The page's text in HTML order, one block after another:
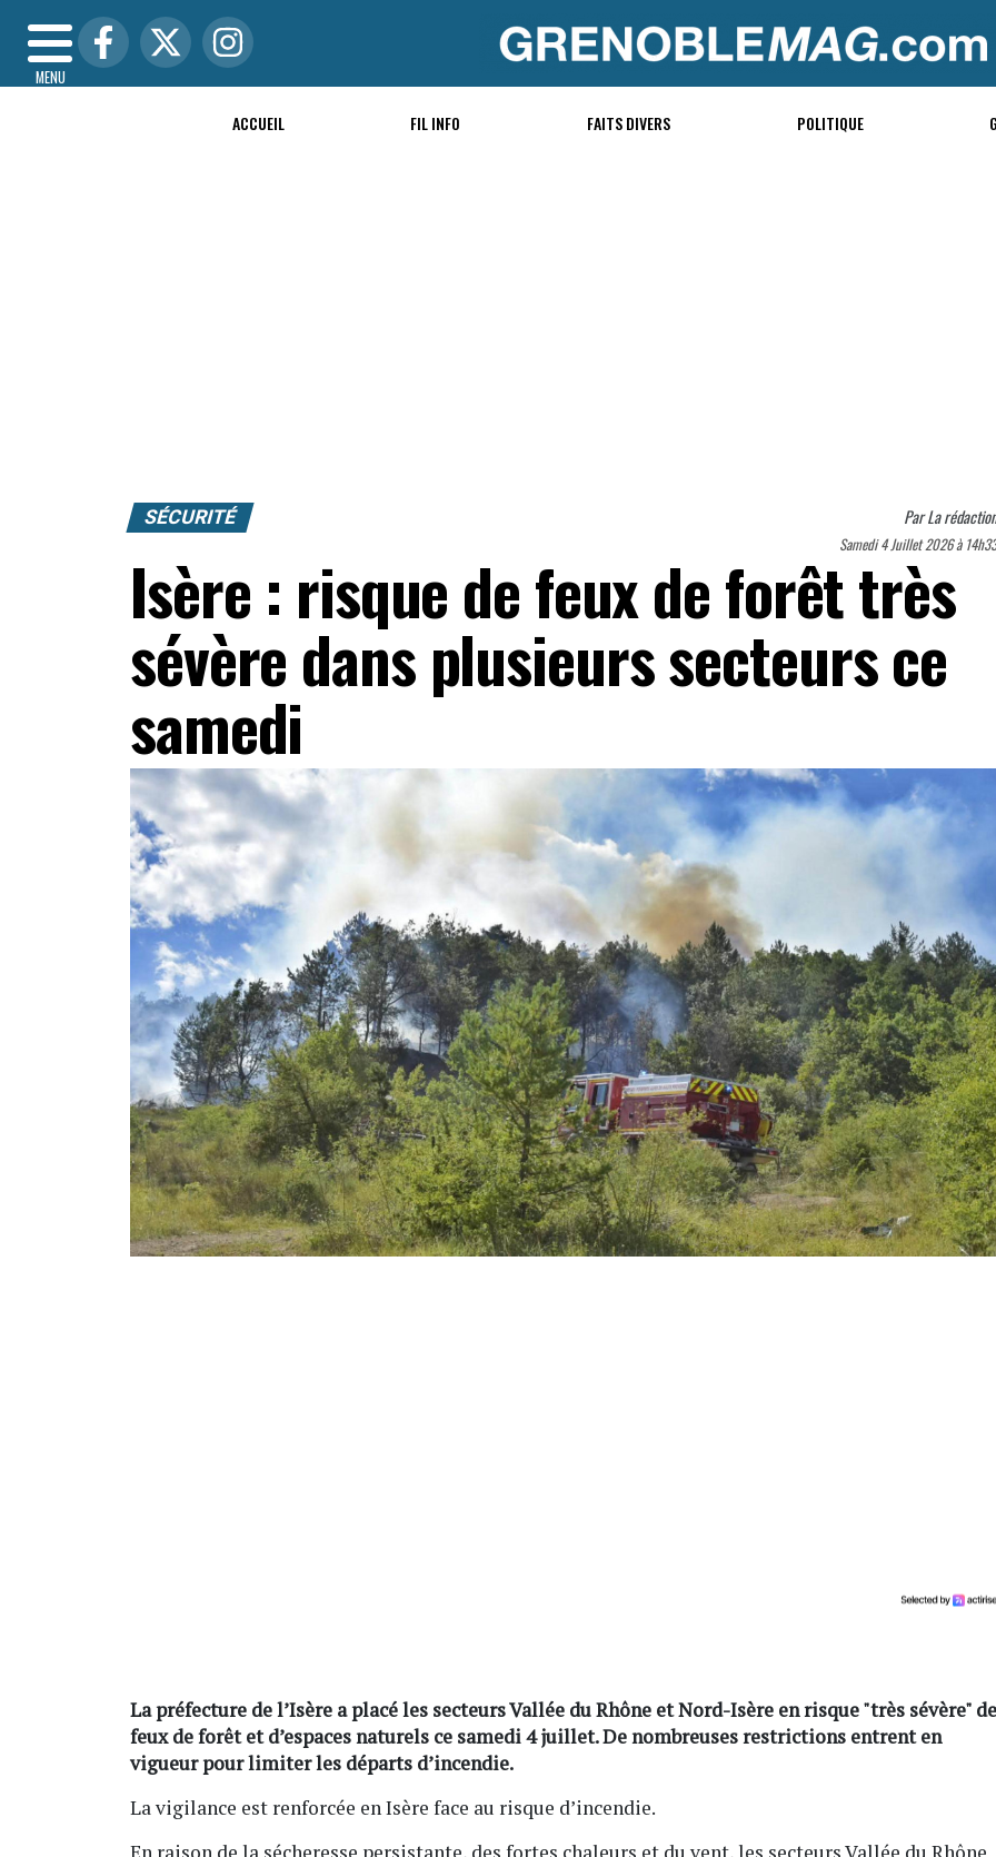
MENU
ACCUEIL FIL INFO FAITS DIVERS POLITIQUE
SÉCURITÉ ParLa rédaction
Samedi 4 Juillet 2026 à 14h33
Isère : risque de feux de forêt très
sévère dans plusieurs secteurs ce
samedi
La préfecture de l’Isère a placé les secteurs Vallée du Rhône et Nord-Isère en risque "très sévère" de
feux de forêt et d’espaces naturels ce samedi 4 juillet. De nombreuses restrictions entrent en
vigueur pour limiter les départs d’incendie.
La vigilance est renforcée en Isère face au risque d’incendie.
En raison de la sécheresse persistante, des fortes chaleurs et du vent, les secteurs Vallée du Rhône